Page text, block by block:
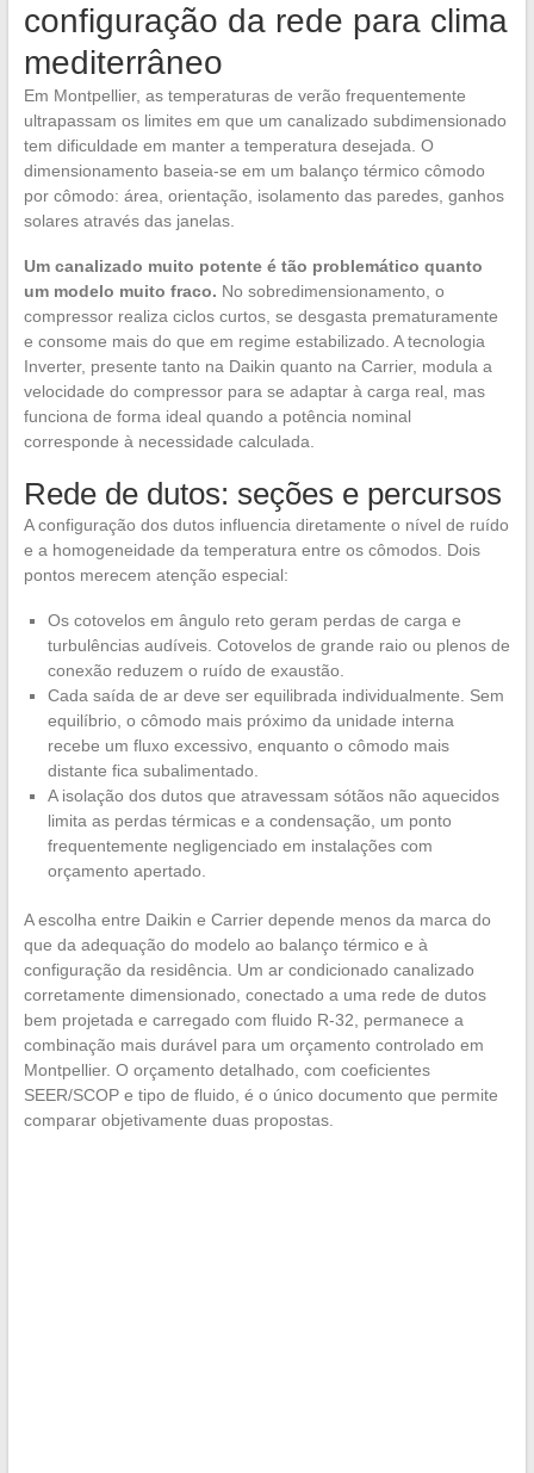
configuração da rede para clima
mediterrâneo
Em Montpellier, as temperaturas de verão frequentemente
ultrapassam os limites em que um canalizado subdimensionado
tem dificuldade em manter a temperatura desejada. O
dimensionamento baseia-se em um balanço térmico cômodo
por cômodo: área, orientação, isolamento das paredes, ganhos
solares através das janelas.
Um canalizado muito potente é tão problemático quanto
um modelo muito fraco. No sobredimensionamento, o
compressor realiza ciclos curtos, se desgasta prematuramente
e consome mais do que em regime estabilizado. A tecnologia
Inverter, presente tanto na Daikin quanto na Carrier, modula a
velocidade do compressor para se adaptar à carga real, mas
funciona de forma ideal quando a potência nominal
corresponde à necessidade calculada.
Rede de dutos: seções e percursos
A configuração dos dutos influencia diretamente o nível de ruído
e a homogeneidade da temperatura entre os cômodos. Dois
pontos merecem atenção especial:
Os cotovelos em ângulo reto geram perdas de carga e
turbulências audíveis. Cotovelos de grande raio ou plenos de
conexão reduzem o ruído de exaustão.
Cada saída de ar deve ser equilibrada individualmente. Sem
equilíbrio, o cômodo mais próximo da unidade interna
recebe um fluxo excessivo, enquanto o cômodo mais
distante fica subalimentado.
A isolação dos dutos que atravessam sótãos não aquecidos
limita as perdas térmicas e a condensação, um ponto
frequentemente negligenciado em instalações com
orçamento apertado.
A escolha entre Daikin e Carrier depende menos da marca do
que da adequação do modelo ao balanço térmico e à
configuração da residência. Um ar condicionado canalizado
corretamente dimensionado, conectado a uma rede de dutos
bem projetada e carregado com fluido R-32, permanece a
combinação mais durável para um orçamento controlado em
Montpellier. O orçamento detalhado, com coeficientes
SEER/SCOP e tipo de fluido, é o único documento que permite
comparar objetivamente duas propostas.